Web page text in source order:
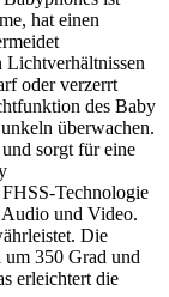
hat einen
oder verzerrt
des Baby
überwachen.
sorgt für eine
Technologie
und Video.
Die
um 350 Grad und
erleichtert die